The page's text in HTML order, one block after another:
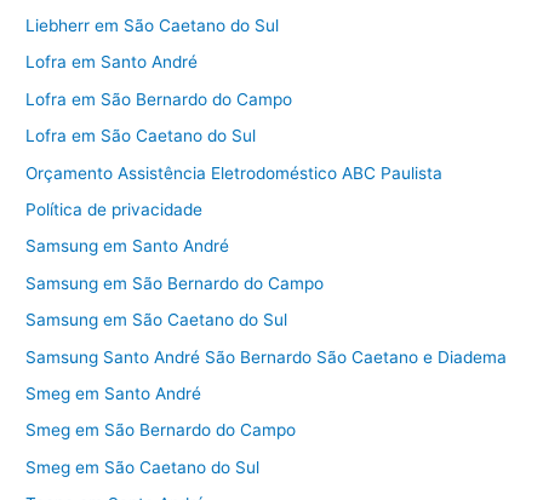
Liebherr em São Caetano do Sul
Lofra em Santo André
Lofra em São Bernardo do Campo
Lofra em São Caetano do Sul
Orçamento Assistência Eletrodoméstico ABC Paulista
Política de privacidade
Samsung em Santo André
Samsung em São Bernardo do Campo
Samsung em São Caetano do Sul
Samsung Santo André São Bernardo São Caetano e Diadema
Smeg em Santo André
Smeg em São Bernardo do Campo
Smeg em São Caetano do Sul